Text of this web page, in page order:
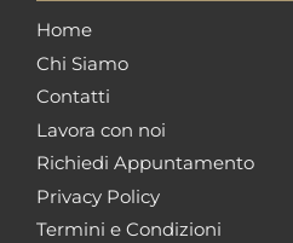
Home
Chi Siamo
Contatti
Lavora con noi
Richiedi Appuntamento
Privacy Policy
Termini e Condizioni